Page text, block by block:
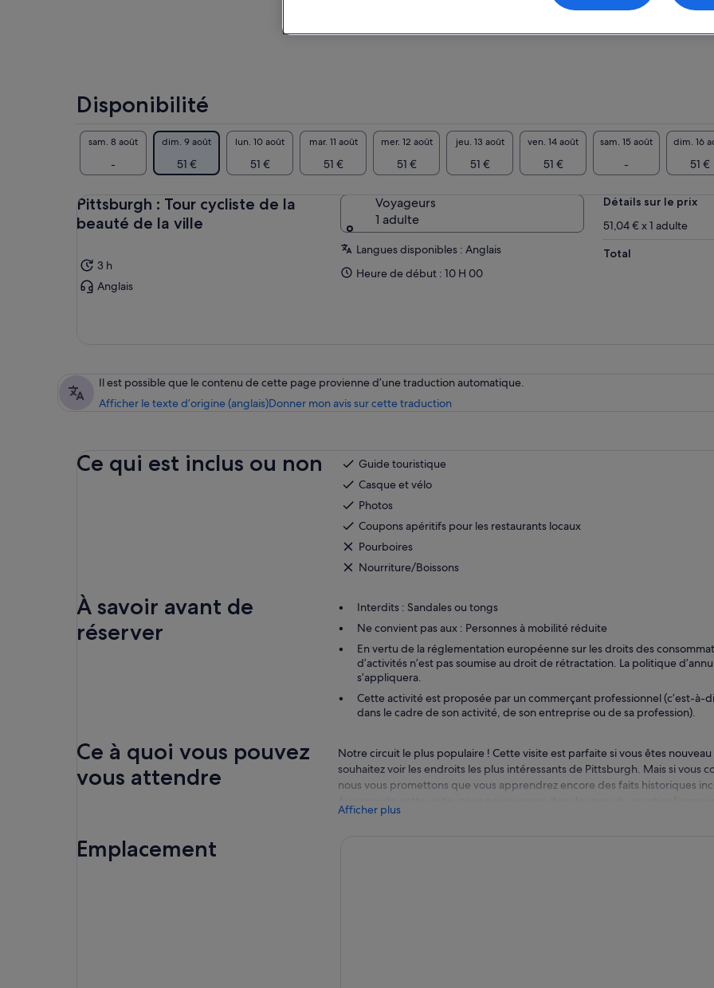
John's, right by
Pittsburgh,
Disponibilité
sam. 8 août
-
dim. 9 août
51 €
lun. 10 août
51 €
mar. 11 août
51 €
mer. 12 août
51 €
jeu. 13 août
51 €
ven. 14 août
51 €
sam. 15 août
-
dim. 16
51 €
Pittsburgh : Tour cycliste de la
beauté de la ville
3 h
Anglais
Voyageurs
1 adulte
Langues disponibles : Anglais
Heure de début : 10 H 00
Détails sur le prix
51,04 € x 1 adulte
Total
Il est possible que le contenu de cette page provienne d’une traduction automatique.
Afficher le texte d’origine (anglais)Donner mon avis sur cette traductionS’ouvre
Ce qui est inclus ou non
Guide touristique
Casque et vélo
Photos
Coupons apéritifs pour les restaurants locaux
Pourboires
Nourriture/Boissons
À savoir avant de
réserver
Interdits : Sandales ou tongs
Ne convient pas aux : Personnes à mobilité réduite
En vertu de la réglementation européenne sur les droits des
d’activités n’est pas soumise au droit de rétractation. La politique
s’appliquera.
Cette activité est proposée par un commerçant professionnel (c’est-à-
dans le cadre de son activité, de son entreprise ou de sa profession).
Ce à quoi vous pouvez
vous attendre
Notre circuit le plus populaire ! Cette visite est parfaite si vous êtes
souhaitez voir les endroits les plus intéressants de Pittsburgh. Mais si vous
nous vous promettons que vous apprendrez encore des faits historiques
Strip District et découvrirons la Côte-Nord sur ses sentiers fluviaux
Afficher plus
Emplacement